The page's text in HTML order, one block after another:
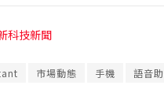
科技新聞
市場動態 手機 語音